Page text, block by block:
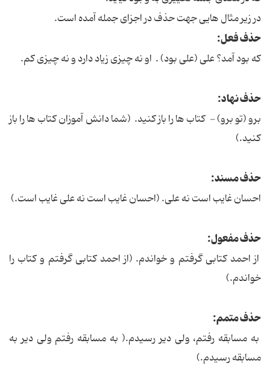
در زیر مثال هایی جهت حذف در اجزای جمله آمده است.
حذف فعل:
که بود آمد؟ علی (علی بود) . او نه چیزی زیاد دارد و نه چیزی کم.
حذف نهاد:
برو (تو برو) - کتاب ها را باز کنید. (شما دانش آموزان کتاب ها را باز
کنید.)
حذف مسند:
احسان غایب است نه علی. (احسان غایب است نه علی غایب است.)
حذف مفعول:
از احمد کتابی گرفتم و خواندم. (از احمد کتابی گرفتم و کتاب را
خواندم.)
حذف متمم:
به مسابقه رفتم، ولی دیر رسیدم.( به مسابقه رفتم ولی دیر به
مسابقه رسیدم.)